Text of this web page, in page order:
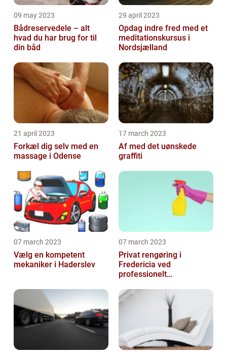
09 may 2023
Bådreservedele – alt
hvad du har brug for til
din båd
29 april 2023
Opdag indre fred med et
meditationskursus i
Nordsjælland
21 april 2023
Forkæl dig selv med en
massage i Odense
17 march 2023
Af med det uønskede
graffiti
07 march 2023
Vælg en kompetent
mekaniker i Haderslev
07 march 2023
Privat rengøring i
Fredericia ved
professionelt